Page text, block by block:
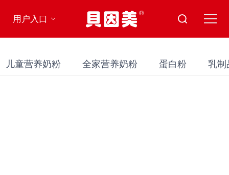
用户入口
儿童营养奶粉 全家营养奶粉 蛋白粉 乳制